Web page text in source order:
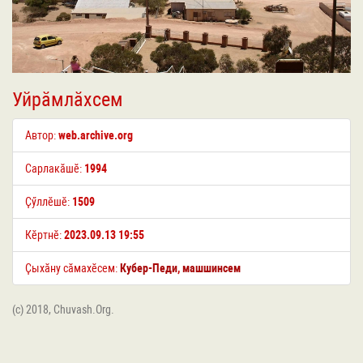
Уйрӑмлӑхсем
Автор:web.archive.org
Сарлакӑшӗ: 1994
Ҫӳллӗшӗ: 1509
Кӗртнӗ:2023.09.13 19:55
Ҫыхӑну сӑмахӗсем: Кубер-Педи,машшинсем
(c) 2018, Chuvash.Org.